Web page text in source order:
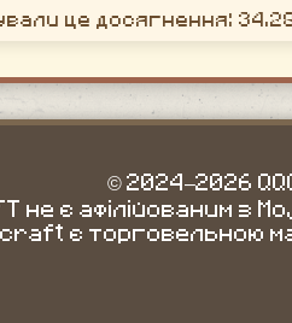
це досягнення:
© 2024–2026
не є афілійованим з
є торговельною